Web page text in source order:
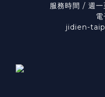
服務時間 / 週
jidien-